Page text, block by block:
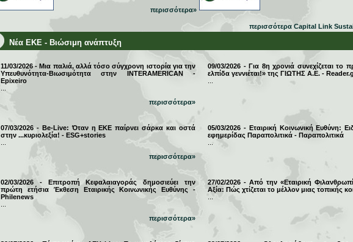
περισσότερα»
περισσότερα Capital Link
Νέα ΕΚΕ - Βιώσιμη ανάπτυξη
11/03/2026 - Μια παλιά, αλλά τόσο σύγχρονη ιστορία για την
Υπευθυνότητα-Βιωσιμότητα στην INTERAMERICAN -
Epixeiro
περισσότερα»
09/03/2026 - Για 8η χρονιά συνεχίζεται το
ελπίδα γεννιέται!» της ΓΙΩΤΗΣ Α.Ε. -
07/03/2026 - Be-Live: Όταν η ΕΚΕ παίρνει σάρκα και οστά
στην ...κυριολεξία! - ESG+stories
περισσότερα»
05/03/2026 - Εταιρική Κοινωνική Ευθύνη:
εφημερίδας Παραπολιτικά - Παραπολιτικά
02/03/2026 - Επιτροπή Κεφαλαιαγοράς δημοσιεύει την
πρώτη ετήσια Έκθεση Εταιρικής Κοινωνικής Ευθύνης -
Philenews
περισσότερα»
27/02/2026 - Από την «Εταιρική
Αξία: Πώς χτίζεται το μέλλον μιας τοπικής